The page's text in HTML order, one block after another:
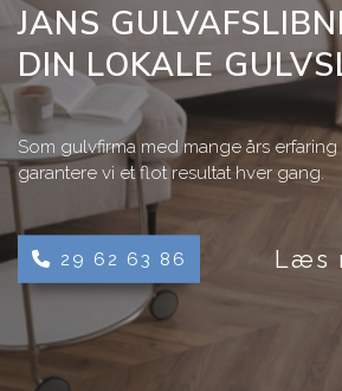
JANS
DIN LOKALE
Som gulvfirma med mange års
garantere vi et flot resultat hver gang.
29 62 63 86 Læs